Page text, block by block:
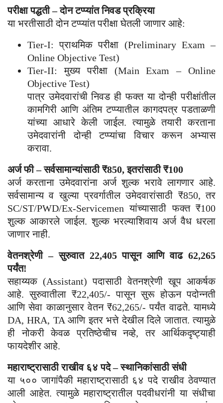
परीक्षा पद्धती – दोन टप्प्यांत निवड प्रक्रिया
या भरतीसाठी दोन टप्प्यांत परीक्षा घेतली जाणार आहे:
Tier-I: प्राथमिक परीक्षा (Preliminary Exam –
Online Objective Test)
Tier-II: मुख्य परीक्षा (Main Exam – Online
Objective Test)
पात्र उमेदवारांची निवड ही फक्त या दोन्ही परीक्षांतील
कामगिरी आणि अंतिम टप्प्यातील कागदपत्र पडताळणी
यांच्या आधारे केली जाईल. त्यामुळे तयारी करताना
उमेदवारांनी दोन्ही टप्प्यांचा विचार करून अभ्यास
करावा.
अर्ज फी – सर्वसामान्यांसाठी ₹850, इतरांसाठी ₹100
अर्ज करताना उमेदवारांना अर्ज शुल्क भरावे लागणार आहे.
सर्वसामान्य व खुल्या प्रवर्गातील उमेदवारांसाठी ₹850, तर
SC/ST/PWD/Ex-Servicemen यांच्यासाठी फक्त ₹100
शुल्क आकारले जाईल. शुल्क भरल्याशिवाय अर्ज वैध धरला
जाणार नाही.
वेतनश्रेणी – सुरुवात 22,405 पासून आणि वाढ 62,265
पर्यंत!
सहाय्यक (Assistant) पदासाठी वेतनश्रेणी खूप आकर्षक
आहे. सुरुवातीला ₹22,405/- पासून सुरू होऊन पदोन्नती
आणि सेवा काळानुसार वेतन ₹62,265/- पर्यंत वाढते. यामध्ये
DA, HRA, TA आणि इतर भत्ते देखील दिले जातात. त्यामुळे
ही नोकरी केवळ प्रतिष्ठेचीच नव्हे, तर आर्थिकदृष्ट्याही
फायदेशीर आहे.
महाराष्ट्रासाठी राखीव ६४ पदे – स्थानिकांसाठी संधी
या ५०० जागांपैकी महाराष्ट्रासाठी ६४ पदे राखीव ठेवण्यात
आली आहेत. त्यामुळे महाराष्ट्रातील पदवीधरांनी या संधीचा